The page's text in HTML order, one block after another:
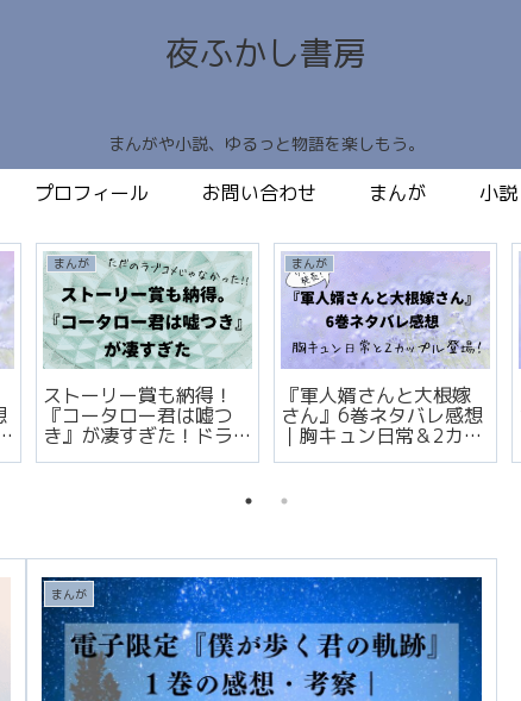
夜ふかし書房
まんがや小説、ゆるっと物語を楽しもう。
プロフィール お問い合わせ まんが 小説
まんが
ストーリー賞も納得！
『コータロー君は嘘つ
き』が凄すぎた！ドラ
マ化してほしい作品
まんが
『軍人婿さんと大根嫁
さん』6巻ネタバレ感想
｜胸キュン日常＆2カッ
プル登場！
まんが